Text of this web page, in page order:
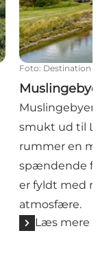
Foto: Destination
smukt ud til
rummer en
spændende
er fyldt med
atmosfære.
Læs mere